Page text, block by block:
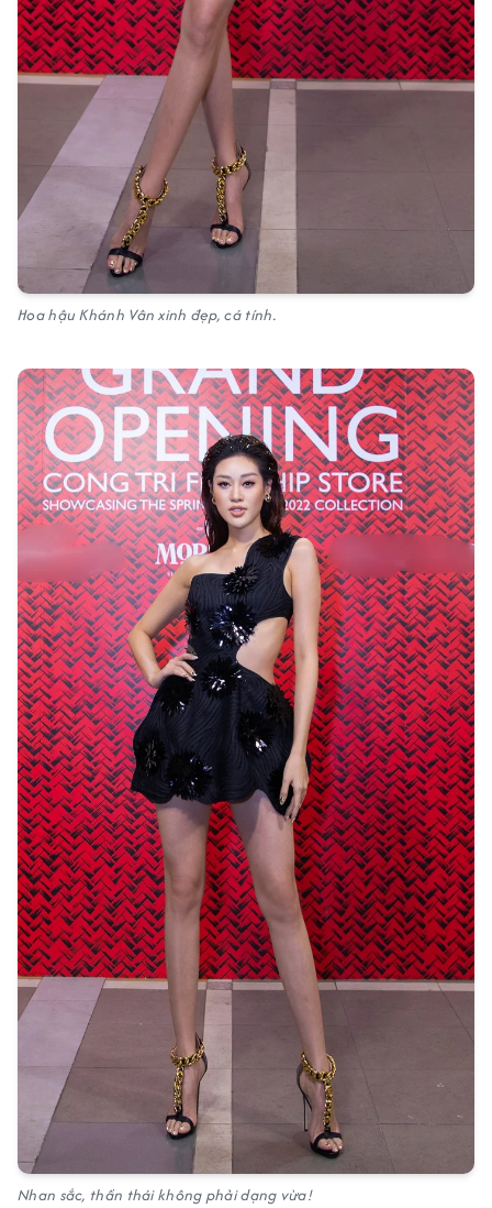
Hoa hậu Khánh Vân xinh đẹp, cá tính.
Nhan sắc, thần thái không phải dạng vừa!